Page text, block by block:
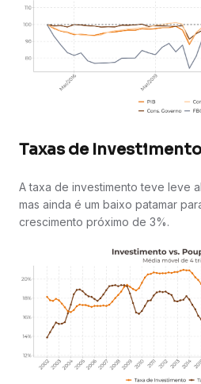
Taxas de
A taxa de investimento teve leve
mas ainda é um baixo patamar
crescimento próximo de 3%.